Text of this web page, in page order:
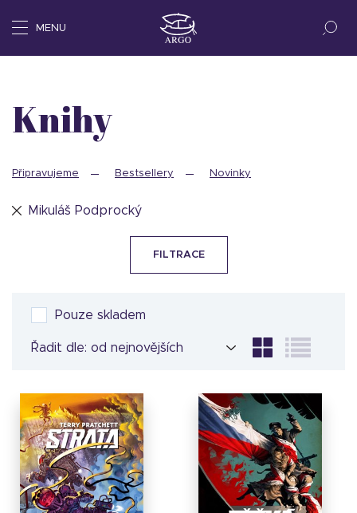
MENU
Knihy
Připravujeme Bestsellery Novinky
Mikuláš Podprocký
FILTRACE
Pouze skladem
Řadit dle: